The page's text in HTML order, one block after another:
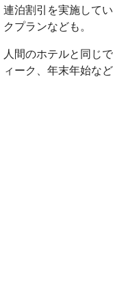
連泊割引を実施して
クプランなども。
人間のホテルと同じ
ィーク、年末年始な